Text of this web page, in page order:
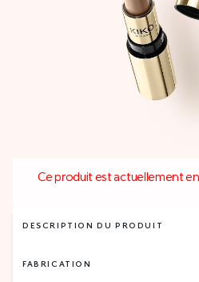
Ce produit est actuellement
DESCRIPTION DU PRODUIT
FABRICATION